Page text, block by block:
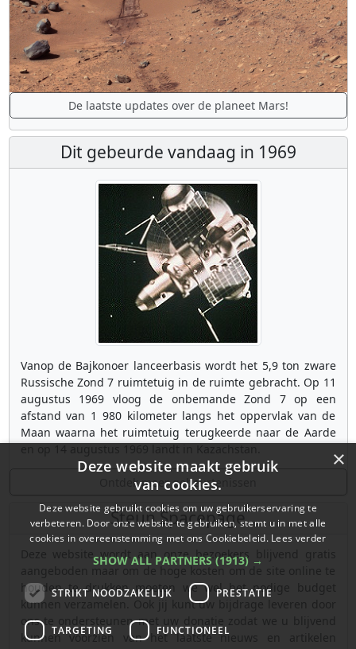
De laatste updates over de planeet Mars!
Dit gebeurde vandaag in 1969
Vanop de Bajkonoer lanceerbasis wordt het 5,9 ton zware
Russische Zond 7 ruimtetuig in de ruimte gebracht. Op 11
augustus 1969 vloog de onbemande Zond 7 op een
afstand van 1 980 kilometer langs het oppervlak van de
Maan waarna het ruimtetuig terugkeerde naar de Aarde
Ontdek meer gebeurtenissen
Steun Spacepage
Deze website wordt aan onze bezoekers blijvend gratis
aangeboden maar om de hoge kosten om de site online te
houden te drukken moeten we wel het nodige budget
kunnen verzamelen. Ook jij kunt uw bijdrage leveren door
ons te ondersteunen met uw donatie zodat we u blijvend
kunnen voorzien van het laatste nieuws en artikelen
×
Deze website maakt gebruik
van cookies.
Deze website gebruikt cookies om uw gebruikerservaring te
verbeteren. Door onze website te gebruiken, stemt u in met alle
cookies in overeenstemming met ons Cookiebeleid. Lees verder
SHOW ALL PARTNERS (1913) →
STRIKT NOODZAKELIJK PRESTATIE
TARGETING FUNCTIONEEL